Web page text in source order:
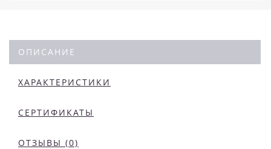
ОПИСАНИЕ
ХАРАКТЕРИСТИКИ
СЕРТИФИКАТЫ
ОТЗЫВЫ (0)